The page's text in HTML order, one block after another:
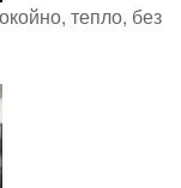
тепло, без